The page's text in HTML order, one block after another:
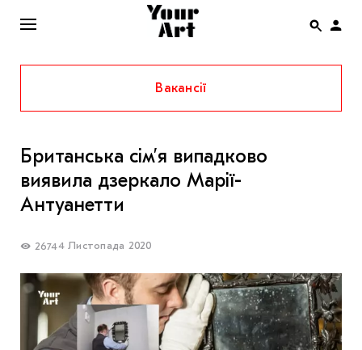
ENG
НОВИНИ
АФІША
ІНТЕРВ’Ю
СПЕЦПРОЄКТИ
THE UKRAINIAN PAVILION AT VENICE BIENNALE
Вакансії
Британська сім’я випадково
виявила дзеркало Марії-
Антуанетти
26744 Листопада 2020